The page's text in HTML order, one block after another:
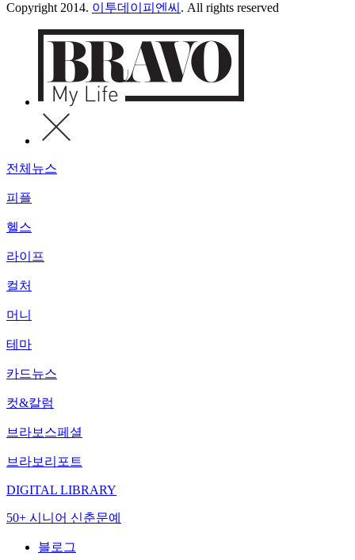
Copyright 2014. 이투데이피엔씨 . All rights reserved
전체뉴스
피플
헬스
라이프
컬처
머니
테마
카드뉴스
컷&칼럼
브라보스페셜
브라보리포트
DIGITAL LIBRARY
50+ 시니어 신춘문예
블로그